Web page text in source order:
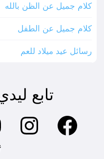
كلام جميل عن الظن بالله
كلام جميل عن الطفل
رسائل عيد ميلاد للعم
تابع